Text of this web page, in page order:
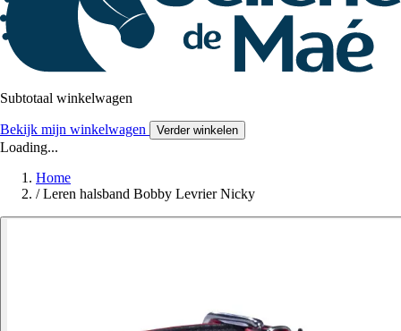
Subtotaal winkelwagen
Bekijk mijn winkelwagen Verder winkelen
Loading...
Home
/ Leren halsband Bobby Levrier Nicky